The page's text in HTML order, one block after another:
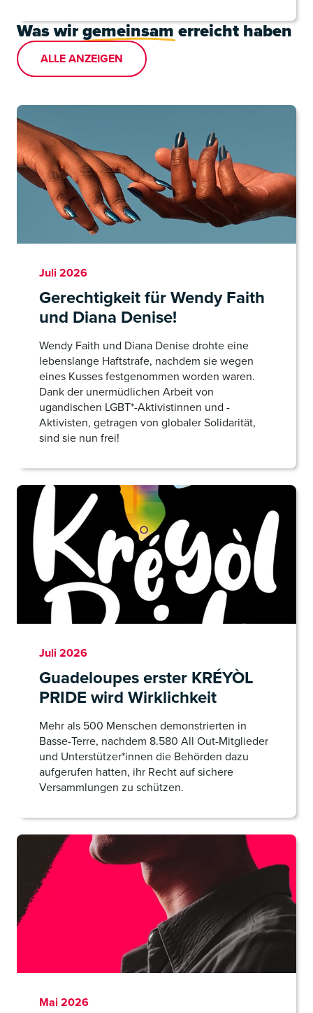
Was wirgemeinsamerreicht haben
ALLE ANZEIGEN
Juli 2026
Gerechtigkeit für Wendy Faith
und Diana Denise!
Wendy Faith und Diana Denise drohte eine
lebenslange Haftstrafe, nachdem sie wegen
eines Kusses festgenommen worden waren.
Dank der unermüdlichen Arbeit von
ugandischen LGBT*-Aktivistinnen und -
Aktivisten, getragen von globaler Solidarität,
sind sie nun frei!
Juli 2026
Guadeloupes erster KRÉYÒL
PRIDE wird Wirklichkeit
Mehr als 500 Menschen demonstrierten in
Basse-Terre, nachdem 8.580 All Out-Mitglieder
und Unterstützer*innen die Behörden dazu
aufgerufen hatten, ihr Recht auf sichere
Versammlungen zu schützen.
Mai 2026